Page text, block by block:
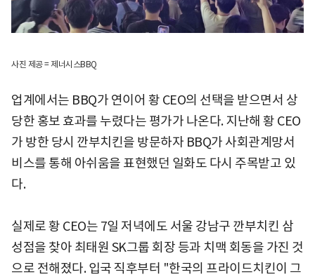
사진 제공 = 제너시스BBQ
업계에서는 BBQ가 연이어 황 CEO의 선택을 받으면서 상
당한 홍보 효과를 누렸다는 평가가 나온다. 지난해 황 CEO
가 방한 당시 깐부치킨을 방문하자 BBQ가 사회관계망서
비스를 통해 아쉬움을 표현했던 일화도 다시 주목받고 있
다.
실제로 황 CEO는 7일 저녁에도 서울 강남구 깐부치킨 삼
성점을 찾아 최태원 SK그룹 회장 등과 치맥 회동을 가진 것
으로 전해졌다. 입국 직후부터 "한국의 프라이드치킨이 그